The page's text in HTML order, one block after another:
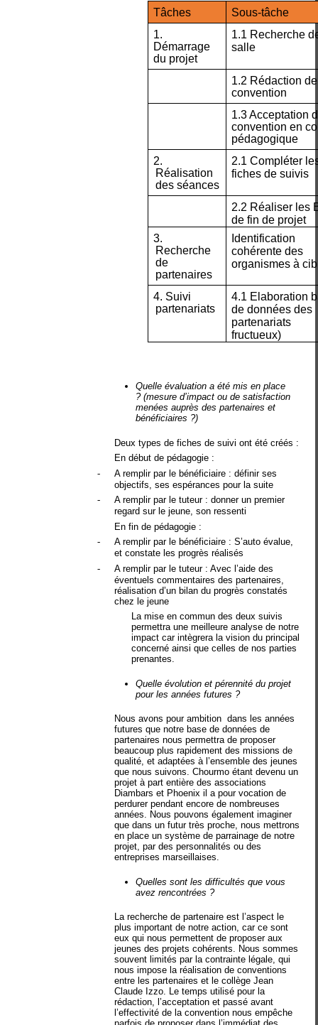
Tâches
Sous-tâche
1.
Démarrage
du projet
1.1 Recherche
salle
1.2 Rédaction
convention
1.3 Acceptation
convention en
pédagogique
2.
Réalisation
des séances
2.1 Compléter
fiches de suivis
2.2 Réaliser les
de fin de projet
3.
Recherche
de
partenaires
Identification
cohérente des
organismes à
4. Suivi
partenariats
4.1 Elaboration
de données des
partenariats
fructueux)
Quelle évaluation a été mis en place
? (mesure d’impact ou de satisfaction
menées auprès des partenaires et
bénéficiaires ?)
Deux types de fiches de suivi ont été créés :
En début de pédagogie :
-
A remplir par le bénéficiaire : définir ses
objectifs, ses espérances pour la suite
-
A remplir par le tuteur : donner un premier
regard sur le jeune, son ressenti
En fin de pédagogie :
-
A remplir par le bénéficiaire : S’auto évalue,
et constate les progrès réalisés
-
A remplir par le tuteur : Avec l’aide des
éventuels commentaires des partenaires,
réalisation d’un bilan du progrès constatés
chez le jeune
La mise en commun des deux suivis
permettra une meilleure analyse de notre
impact car intègrera la vision du principal
concerné ainsi que celles de nos parties
prenantes.
Quelle évolution et pérennité du projet
pour les années futures ?
Nous avons pour ambition dans les années
futures que notre base de données de
partenaires nous permettra de proposer
beaucoup plus rapidement des missions de
qualité, et adaptées à l’ensemble des jeunes
que nous suivons. Chourmo étant devenu un
projet à part entière des associations
Diambars et Phoenix il a pour vocation de
perdurer pendant encore de nombreuses
années. Nous pouvons également imaginer
que dans un futur très proche, nous mettrons
en place un système de parrainage de notre
projet, par des personnalités ou des
entreprises marseillaises.
Quelles sont les difficultés que vous
avez rencontrées ?
La recherche de partenaire est l’aspect le
plus important de notre action, car ce sont
eux qui nous permettent de proposer aux
jeunes des projets cohérents. Nous sommes
souvent limités par la contrainte légale, qui
nous impose la réalisation de conventions
entre les partenaires et le collège Jean
Claude Izzo. Le temps utilisé pour la
rédaction, l’acceptation et passé avant
l’effectivité de la convention nous empêche